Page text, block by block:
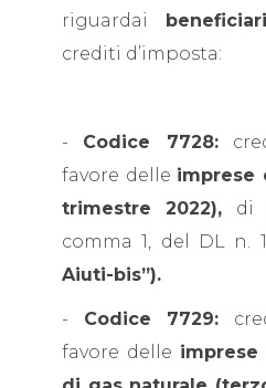
riguardai
crediti d’imposta:
- Codice 7728:
favore delle imprese
trimestre 2022), di
comma 1, del DL n.
Aiuti-bis”).
- Codice 7729:
favore delle